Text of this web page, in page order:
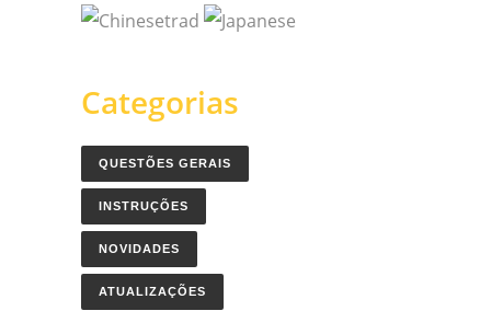
Categorias
QUESTÕES GERAIS
INSTRUÇÕES
NOVIDADES
ATUALIZAÇÕES